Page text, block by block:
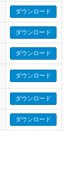
ダウンロード
ダウンロード
ダウンロード
ダウンロード
ダウンロード
ダウンロード